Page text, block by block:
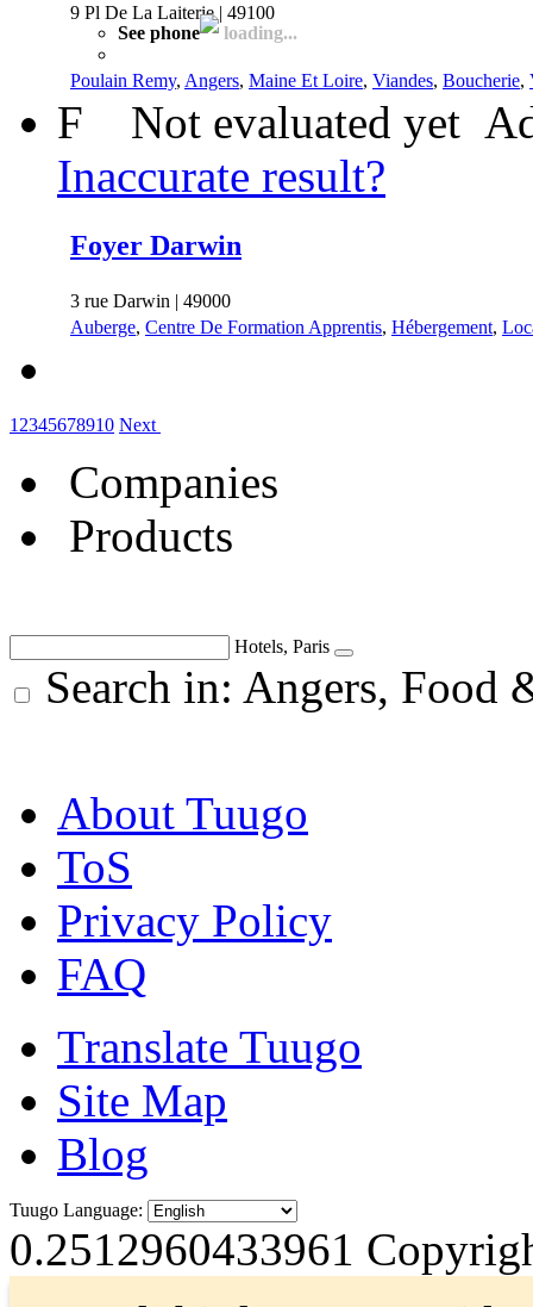
9 Pl De La Laiterie | 49100
See phone
loading...
Poulain Remy, Angers, Maine Et Loire, Viandes, Boucherie,
F Not evaluated yet
Inaccurate result?
Foyer Darwin
3 rue Darwin | 49000
Auberge, Centre De Formation Apprentis, Hébergement,
1 2345678910 Next
Companies
Products
Hotels, Paris
Search in: Angers, Food
About Tuugo
ToS
Privacy Policy
FAQ
Translate Tuugo
Site Map
Blog
Tuugo Language:
0.2512960433961